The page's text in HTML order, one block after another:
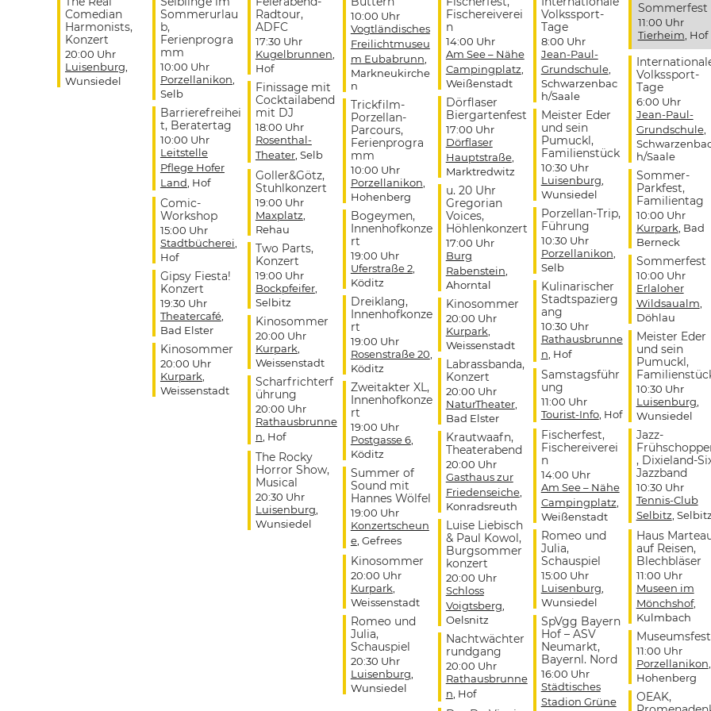
Comedian
Harmonists,
Konzert
20:00 Uhr
Luisenburg
Wunsiedel
Sommerurlau
b,
Ferienprogra
mm
10:00 Uhr
Porzellanikon
Selb
Barrierefreihei
t, Beratertag
10:00 Uhr
Leitstelle
Pflege Hofer
Land , Hof
Comic-
Workshop
15:00 Uhr
Stadtbücherei
Hof
Gipsy Fiesta!
Konzert
19:30 Uhr
Theatercafé,
Bad Elster
Kinosommer
20:00 Uhr
Kurpark
Weissenstadt
Radtour,
ADFC
17:30 Uhr
Kugelbrunnen
Hof
Finissage mit
Cocktailabend
mit DJ
18:00 Uhr
Rosenthal-
Theater, Selb
Goller&Götz,
Stuhlkonzert
19:00 Uhr
Maxplatz
Rehau
Two Parts,
Konzert
19:00 Uhr
Bockpfeifer,
Selbitz
Kinosommer
20:00 Uhr
Kurpark
Weissenstadt
Scharfrichterf
ührung
20:00 Uhr
Rathausbrunne
n , Hof
The Rocky
Horror Show,
Musical
20:30 Uhr
Luisenburg
Wunsiedel
10:00 Uhr
Vogtländisches
Freilichtmuseu
m Eubabrunn
Markneukirche
n
Trickfilm-
Porzellan-
Parcours,
Ferienprogra
mm
10:00 Uhr
Porzellanikon
Hohenberg
Bogeymen,
Innenhofkonze
rt
19:00 Uhr
Uferstraße 2,
Köditz
Dreiklang,
Innenhofkonze
rt
19:00 Uhr
Rosenstraße 20
Köditz
Zweitakter XL,
Innenhofkonze
rt
19:00 Uhr
Postgasse 6,
Köditz
Summer of
Sound mit
Hannes Wölfel
19:00 Uhr
Konzertscheun
e, Gefrees
Kinosommer
20:00 Uhr
Kurpark
Weissenstadt
Romeo und
Julia,
Schauspiel
20:30 Uhr
Luisenburg
Wunsiedel
Fischereiverei
n
14:00 Uhr
Am See – Nähe
Campingplatz
Weißenstadt
Dörflaser
Biergartenfest
17:00 Uhr
Dörflaser
Hauptstraße,
Marktredwitz
u. 20 Uhr
Gregorian
Voices,
Höhlenkonzert
17:00 Uhr
Burg
Rabenstein
Ahorntal
Kinosommer
20:00 Uhr
Kurpark
Weissenstadt
Labrassbanda,
Konzert
20:00 Uhr
NaturTheater,
Bad Elster
Krautwaafn,
Theaterabend
20:00 Uhr
Gasthaus zur
Friedenseiche,
Konradsreuth
Luise Liebisch
& Paul Kowol,
Burgsommer
konzert
20:00 Uhr
Schloss
Voigtsberg
Oelsnitz
Nachtwächter
rundgang
20:00 Uhr
Rathausbrunne
n , Hof
Volkssport-
Tage
8:00 Uhr
Jean-Paul-
Grundschule,
Schwarzenbac
h/Saale
Meister Eder
und sein
Pumuckl,
Familienstück
10:30 Uhr
Luisenburg
Wunsiedel
Porzellan-Trip,
Führung
10:30 Uhr
Porzellanikon
Selb
Kulinarischer
Stadtspazierg
ang
10:30 Uhr
Rathausbrunne
n , Hof
Samstagsführ
ung
11:00 Uhr
Tourist-Info, Hof
Fischerfest,
Fischereiverei
n
14:00 Uhr
Am See – Nähe
Campingplatz
Weißenstadt
Romeo und
Julia,
Schauspiel
15:00 Uhr
Luisenburg
Wunsiedel
SpVgg Bayern
Hof – ASV
Neumarkt,
Bayernl. Nord
16:00 Uhr
Städtisches
Stadion Grüne
Sommerfest
11:00 Uhr
Tierheim , Hof
Volkssport-
Tage
6:00 Uhr
Jean-Paul-
Grundschule,
h/Saale
Sommer-
Parkfest,
Familientag
10:00 Uhr
Kurpark , Bad
Berneck
Sommerfest
10:00 Uhr
Erlaloher
Wildsaualm
Döhlau
Meister Eder
und sein
Pumuckl,
10:30 Uhr
Luisenburg
Wunsiedel
Jazz-
, Dixieland-
Jazzband
10:30 Uhr
Tennis-Club
Selbitz ,
Haus
auf Reisen,
Blechbläser
11:00 Uhr
Museen im
Mönchshof,
Kulmbach
Museumsfest
11:00 Uhr
Porzellanikon
Hohenberg
OEAK,